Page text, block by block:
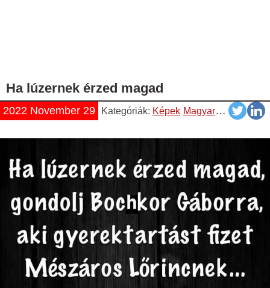
Ha lúzernek érzed magad
2022 November 29 Kategóriák: Képek Magyar Napiszar